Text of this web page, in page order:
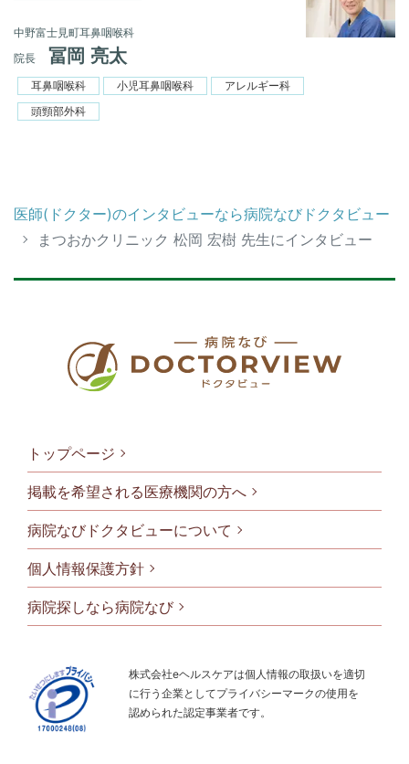
中野富士見町耳鼻咽喉科
院長
冨岡 亮太
耳鼻咽喉科 小児耳鼻咽喉科
アレルギー科
頭頸部外科
医師(ドクター)のインタビューなら病院なびドクタビュー
まつおかクリニック 松岡 宏樹 先生にインタビュー
フッタメニ
トップページ
掲載を希望される医療機関の方へ
病院なびドクタビューについて
個人情報保護方針
病院探しなら病院なび
株式会社eヘルスケアは個人情報の取扱いを適切
に行う企業としてプライバシーマークの使用を
認められた認定事業者です。